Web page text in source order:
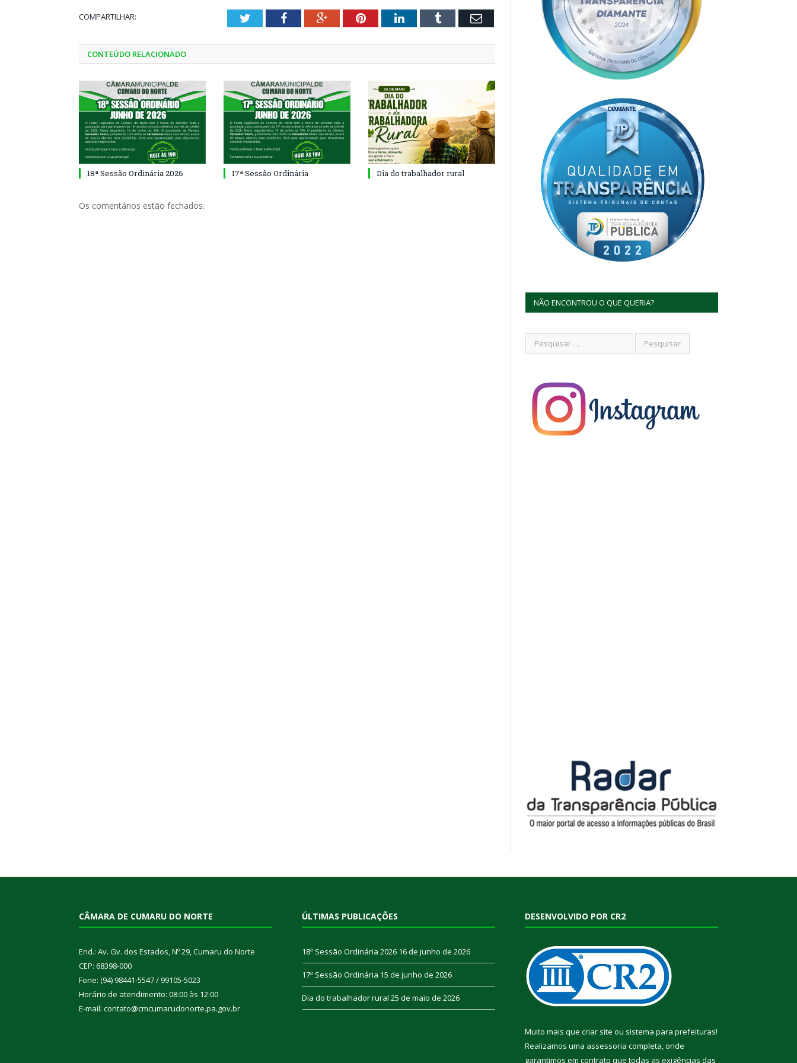
COMPARTILHAR: TwitterFacebookGoogle+PinterestLinkedInTumblr Email
CONTEÚDO RELACIONADO
18ª Sessão Ordinária 2026 17ª Sessão Ordinária Dia do trabalhador rural
Os comentários estão fechados.
NÃO ENCONTROU O QUE QUERIA?
CÂMARA DE CUMARU DO NORTE
End.: Av. Gv. dos Estados, Nº 29, Cumaru do Norte
CEP: 68398-000
Fone: (94) 98441-5547 / 99105-5023
Horário de atendimento: 08:00 às 12:00
E-mail: contato@cmcumarudonorte.pa.gov.br
ÚLTIMAS PUBLICAÇÕES
18ª Sessão Ordinária 2026 16 de junho de 2026
17ª Sessão Ordinária 15 de junho de 2026
Dia do trabalhador rural 25 de maio de 2026
DESENVOLVIDO POR CR2
Muito mais que criar site ou sistema para prefeituras!
Realizamos uma assessoria completa, onde
garantimos em contrato que todas as exigências das